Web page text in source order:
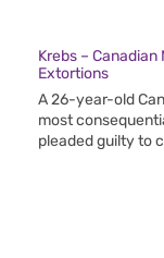
Krebs –
Extortions
A 26-year-old
most
pleaded guilty to